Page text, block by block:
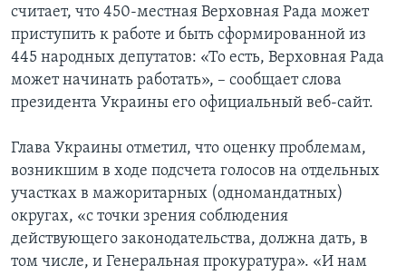
считает, что 450-местная Верховная Рада может
приступить к работе и быть сформированной из
445 народных депутатов: «То есть, Верховная Рада
может начинать работать», – сообщает слова
президента Украины его официальный веб-сайт.
Глава Украины отметил, что оценку проблемам,
возникшим в ходе подсчета голосов на отдельных
участках в мажоритарных (одномандатных)
округах, «с точки зрения соблюдения
действующего законодательства, должна дать, в
том числе, и Генеральная прокуратура». «И нам